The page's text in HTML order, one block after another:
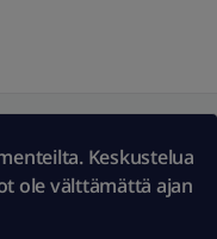
Keskustelua
ole välttämättä ajan